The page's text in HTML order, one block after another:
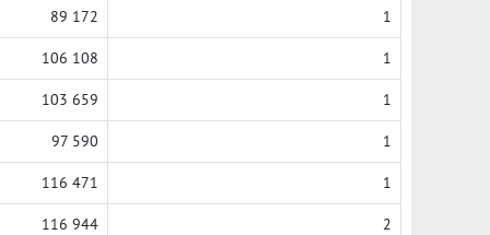
89 172 1
106 108 1
103 659 1
97 590 1
116 471 1
116 944 2